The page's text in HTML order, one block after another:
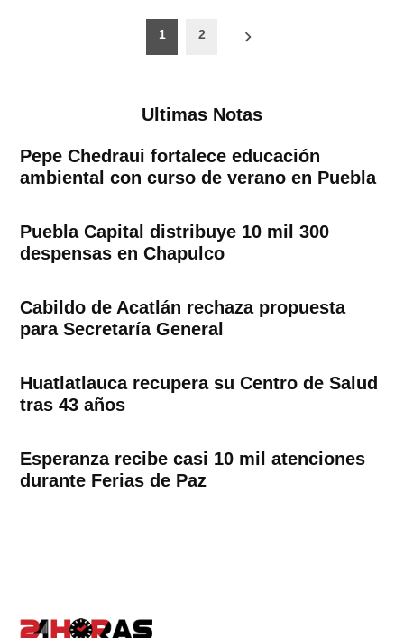
1 2
Ultimas Notas
Pepe Chedraui fortalece educación
ambiental con curso de verano en Puebla
Puebla Capital distribuye 10 mil 300
despensas en Chapulco
Cabildo de Acatlán rechaza propuesta
para Secretaría General
Huatlatlauca recupera su Centro de Salud
tras 43 años
Esperanza recibe casi 10 mil atenciones
durante Ferias de Paz